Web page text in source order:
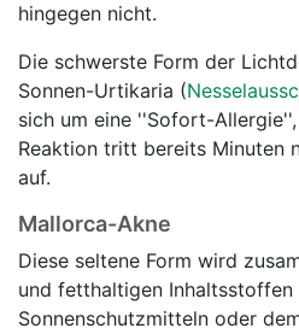
hingegen nicht.
Die schwerste Form der
Sonnen-Urtikaria (
sich um eine ''Sofort-
Reaktion tritt bereits Minuten
auf.
Mallorca-Akne
Diese seltene Form wird
und fetthaltigen Inhaltsstoffen
Sonnenschutzmitteln oder